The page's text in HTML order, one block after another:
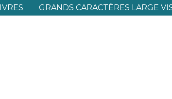
GRANDS CARACTÈRES LARGE